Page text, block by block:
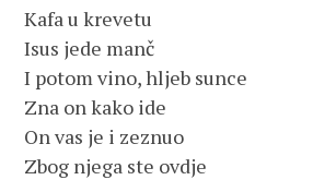
Kafa u krevetu
Isus jede manč
I potom vino, hljeb sunce
Zna on kako ide
On vas je i zeznuo
Zbog njega ste ovdje